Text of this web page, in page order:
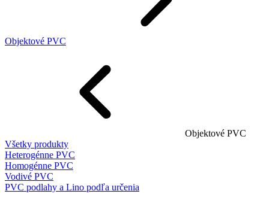
Objektové PVC
Objektové PVC
Všetky produkty
Heterogénne PVC
Homogénne PVC
Vodivé PVC
PVC podlahy a Lino podľa určenia